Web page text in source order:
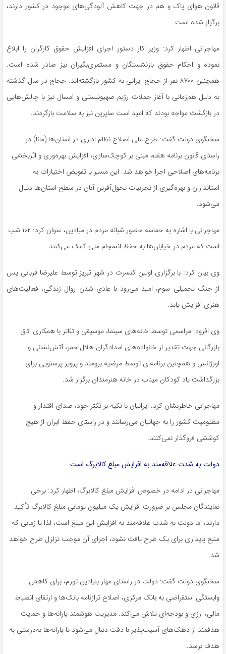
قانون هوای پاک و هم در جهت کاهش آلودگی‌های موجود در کشور دارند،
برگزار شده است.
مهاجرانی اظهار کرد: وزیر کار دستور اجرای افزایش حقوق کارگران را ابلاغ
نموده و احکام حقوق بازنشستگان و مستمری‌بگیران نیز صادر شده است.
همچنین ۸۷۰۰ نفر از حجاج ایرانی به کشور بازگشته‌اند. حجاج در سال گذشته
به دلیل هم‌زمانی با آغاز حملات رژیم صهیونیستی و امسال نیز با چالش‌هایی
در بازگشت مواجه بودند که امید است سایرین نیز به سلامت بازگردند.
سخنگوی دولت گفت: طرح ملی اصلاح نظام اداری در استان‌ها (مانا) در
راستای قانون برنامه هفتم مبنی بر کوچک‌سازی، افزایش بهره‌وری و اثربخشی
برنامه‌های اصلاحی اجرا خواهد شد. این مسیر با تفویض اختیارات به
استانداران و بهره‌گیری از تجربیات تحول‌آفرین آنان در سطح استان‌ها دنبال
می‌شود.
مهاجرانی با اشاره به حماسه حضور شبانه مردم در میادین، عنوان کرد: ۱۰۲ شب
است که مردم در خیابان‌ها به حفظ انسجام ملی کمک می‌کنند.
وی بیان کرد: با برگزاری اولین کنسرت در شهر تبریز توسط علیرضا قربانی پس
از جنگ تحمیلی سوم، امید می‌رود با عادی شدن روال زندگی، فعالیت‌های
هنری افزایش یابد.
وی افزود: مراسمی توسط خانه‌های سینما، موسیقی و تئاتر با همکاری اتاق
بازرگانی جهت تقدیر از خانواده‌های امدادگران هلال‌احمر، آتش‌نشانی و
اورژانس و همچنین برنامه‌ای توسط مرضیه برومند و پرویز پرستویی برای
بزرگداشت یاد کودکان میناب در خانه هنرمندان برگزار شد.
مهاجرانی خاطرنشان کرد: ایرانیان با تکیه بر تکثر خود، صدای اقتدار و
مظلومیت کشور را به جهانیان می‌رسانند و در راستای حفظ ایران از هیچ
کوششی فروگذار نمی‌کنند.
دولت به شدت علاقه‌مند به افزایش مبلغ کالابرگ است
مهاجرانی در ادامه در خصوص افزایش مبلغ کالابرگ، اظهار کرد: برخی
نمایندگان مجلس بر ضرورت افزایش یک میلیون تومانی مبلغ کالابرگ تأکید
دارند، اما دولت به شدت علاقه‌مند به افزایش این مبلغ است، لذا تا زمانی که
منبع پایداری برای یک طرح یافت نشود، اجرای آن موجب تزلزل طرح خواهد
شد.
سخنگوی دولت گفت: دولت در راستای مهار بنیادین تورم، برای کاهش
وابستگی استقراضی به بانک مرکزی، اصلاح ترازنامه بانک‌ها و ارتقای انضباط
مالی، ارزی و بودجه‌ای تلاش می‌کند. مدیریت هوشمند یارانه‌ها و حمایت
هدفمند از دهک‌های آسیب‌پذیر با دقت دنبال می‌شود تا یارانه‌ها به‌درستی به
هدف برسد.